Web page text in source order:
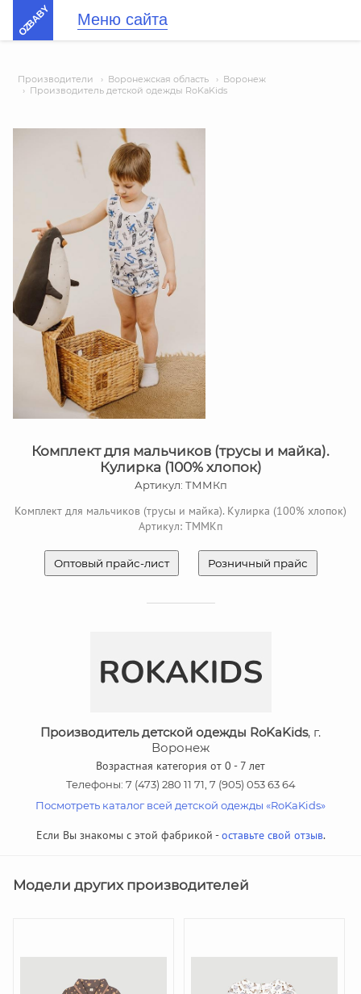
OZBABY Меню сайта
Производители › Воронежская область › Воронеж
› Производитель детской одежды RoKaKids
Комплект для мальчиков (трусы и майка).
Кулирка (100% хлопок)
Артикул: ТММКп
Комплект для мальчиков (трусы и майка). Кулирка (100% хлопок)
Артикул: ТММКп
Оптовый прайс-лист Розничный прайс
Производитель детской одежды RoKaKids, г.
Воронеж
Возрастная категория от 0 - 7 лет
Телефоны: 7 (473) 280 11 71, 7 (905) 053 63 64
Посмотреть каталог всей детской одежды «RoKaKids»
Если Вы знакомы с этой фабрикой -оставьте свой отзыв.
Модели других производителей